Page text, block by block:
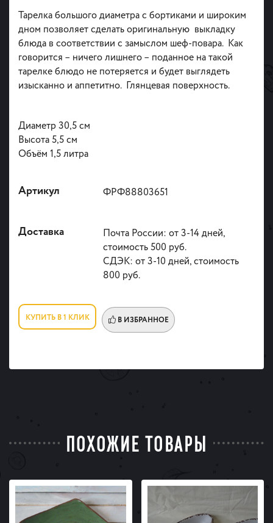
Тарелка большого диаметра с бортиками и широким
дном позволяет сделать оригинальную выкладку
блюда в соответствии с замыслом шеф-повара. Как
говорится – ничего лишнего – поданное на такой
тарелке блюдо не потеряется и будет выглядеть
изысканно и аппетитно. Глянцевая поверхность.
Диаметр 30,5 см
Высота 5,5 см
Объём 1,5 литра
Артикул ФРФ88803651
Доставка
Почта России: от 3-14 дней,
стоимость 500 руб.
СДЭК: от 3-10 дней, стоимость
800 руб.
КУПИТЬ В 1 КЛИК В ИЗБРАННОЕ
ПОХОЖИЕ ТОВАРЫ